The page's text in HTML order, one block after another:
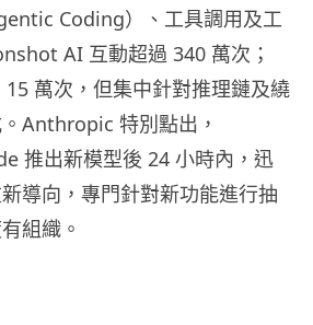
Coding）、工具調用及工
AI 互動超過 340 萬次；
萬次，但集中針對推理鏈及繞
Anthropic 特別點出，
推出新模型後 24 小時內，迅
導向，專門針對新功能進行抽
組織。